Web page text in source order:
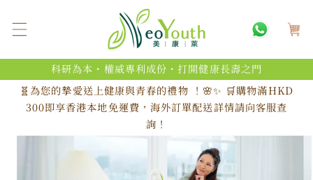
容
物
科研為本・權威專利成份・打開健康長壽之門
🧬為您的摯愛送上健康與青春的禮物 ！🌸✨ 🛒購物滿HKD
300即享香港本地免運費，海外訂單配送詳情請向客服查
詢！